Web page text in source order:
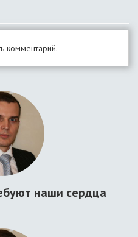
комментарий.
наши сердца